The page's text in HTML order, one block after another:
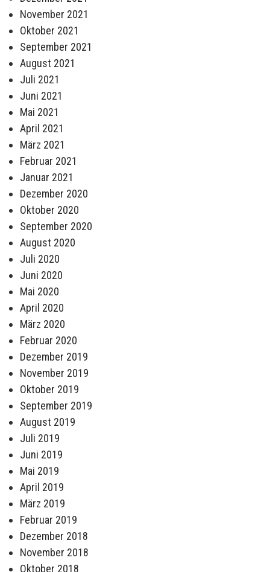
November 2021
Oktober 2021
September 2021
August 2021
Juli 2021
Juni 2021
Mai 2021
April 2021
März 2021
Februar 2021
Januar 2021
Dezember 2020
Oktober 2020
September 2020
August 2020
Juli 2020
Juni 2020
Mai 2020
April 2020
März 2020
Februar 2020
Dezember 2019
November 2019
Oktober 2019
September 2019
August 2019
Juli 2019
Juni 2019
Mai 2019
April 2019
März 2019
Februar 2019
Dezember 2018
November 2018
Oktober 2018